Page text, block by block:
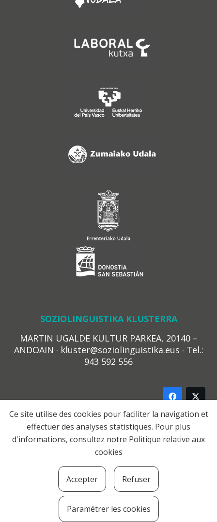
SOZIOLINGUISTIKA KLUSTERRA
MARTIN UGALDE KULTUR PARKEA, 20140 –
ANDOAIN · kluster@soziolinguistika.eus · Tel.:
943 592 556
LEGE OHARRA
PRIBATUTASUN POLITIKA
COOKIE-EN POLITIKA
© 2021 Soziolinguistika Klusterra
Ce site utilise des cookies pour faciliter la navigation et
effectuer des analyses statistiques. Pour plus
d'informations, consultez notre Politique relative aux
cookies
Accepter Refuser
Paramétrer les cookies